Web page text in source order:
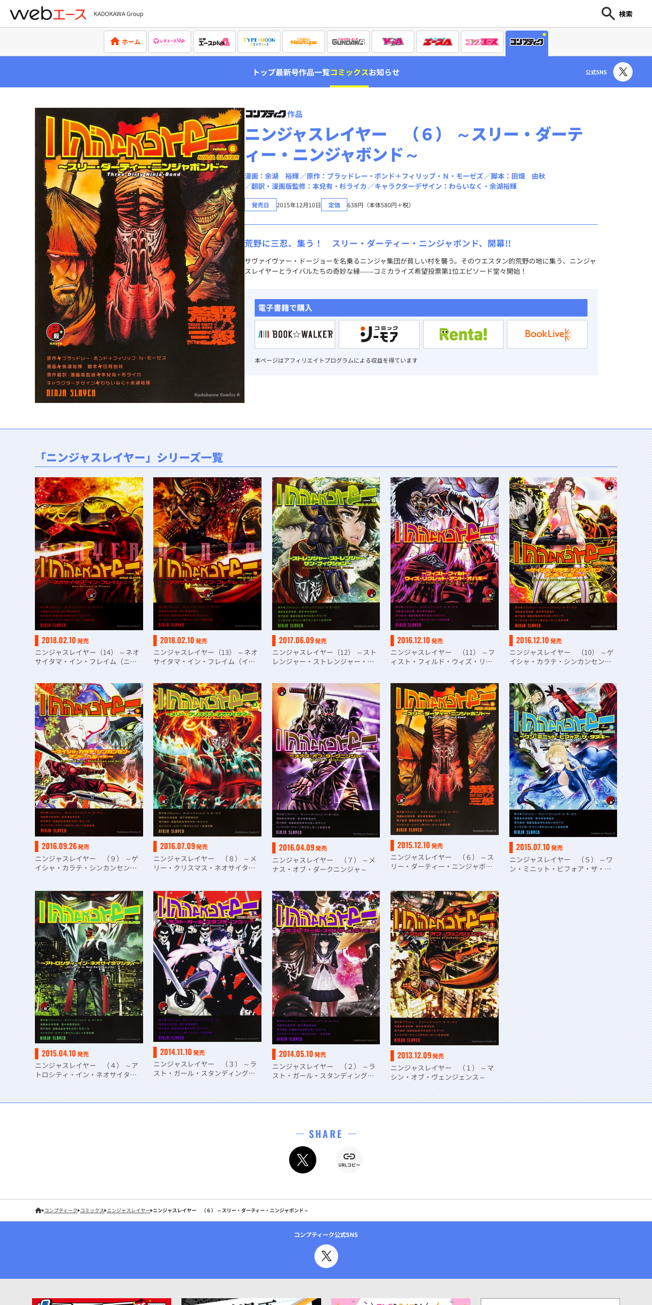
webエース
KADOKAWA Group 検索
ホーム
トップ最新号作品一覧コミックスお知らせ 公式SNS
作品
ニンジャスレイヤー （６） ～スリー・ダーテ
ィー・ニンジャボンド～
漫画：余湖 裕輝 原作：ブラッドレー・ボンド＋フィリップ・Ｎ・モーゼズ
脚本：田畑 由秋
翻訳・漫画版監修：本兌有・杉ライカ
キャラクターデザイン：わらいなく・余湖裕輝
発売日 2015年12月10日 定価 638円（本体580円＋税）
荒野に三忍、集う！ スリー・ダーティー・ニンジャボンド、開幕!!
サヴァイヴァー・ドージョーを名乗るニンジャ集団が貧しい村を襲う。そのウエスタン的荒野の地に集う、ニンジャ
スレイヤーとライバルたちの奇妙な縁――コミカライズ希望投票第1位エピソード堂々開始！
電子書籍で購入
本ページはアフィリエイトプログラムによる収益を得ています
「ニンジャスレイヤー」シリーズ一覧
2018.02.10発売
ニンジャスレイヤー（14） ～ネオ
サイタマ・イン・フレイム（ニ）
2018.02.10発売
ニンジャスレイヤー（13） ～ネオ
サイタマ・イン・フレイム（イ
2017.06.09発売
ニンジャスレイヤー（12） ～スト
レンジャー・ストレンジャー・ザ
2016.12.10発売
ニンジャスレイヤー （11） ～フ
ィスト・フィルド・ウィズ・リグ
2016.12.10発売
ニンジャスレイヤー （10） ～ゲ
イシャ・カラテ・シンカンセン・
2016.09.26発売
ニンジャスレイヤー （９） ～ゲ
イシャ・カラテ・シンカンセン・
2016.07.09発売
ニンジャスレイヤー （８） ～メ
リー・クリスマス・ネオサイタマ
2016.04.09発売
ニンジャスレイヤー （７） ～メ
ナス・オブ・ダークニンジャ～
2015.12.10発売
ニンジャスレイヤー （６） ～ス
リー・ダーティー・ニンジャボン
2015.07.10発売
ニンジャスレイヤー （５） ～ワ
ン・ミニット・ビフォア・ザ・タ
2015.04.10発売
ニンジャスレイヤー （４） ～ア
トロシティ・イン・ネオサイタマ
2014.11.10発売
ニンジャスレイヤー （３） ～ラ
スト・ガール・スタンディング
2014.05.10発売
ニンジャスレイヤー （２） ～ラ
スト・ガール・スタンディング
2013.12.09発売
ニンジャスレイヤー （１） ～マ
シン・オブ・ヴェンジェンス～
SHARE
コンプティーク コミックス ニンジャスレイヤー ニンジャスレイヤー （６） ～スリー・ダーティー・ニンジャボンド～
コンプティーク公式SNS